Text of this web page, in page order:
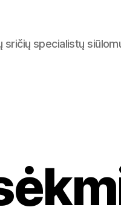
specialistų